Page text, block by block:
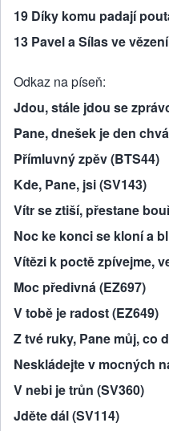
19 Díky komu padají
13 Pavel a Sílas ve vězení
Odkaz na píseň
Jdou, stále jdou se
Pane, dnešek je den
Přímluvný zpěv (BTS44)
Kde, Pane, jsi (SV143)
Vítr se ztiší, přestane
Noc ke konci se kloní a
Vítězi k poctě zpívejme,
Moc předivná (EZ697)
V tobě je radost (EZ649)
Z tvé ruky, Pane můj, co
Neskládejte v mocných
V nebi je trůn (SV360)
Jděte dál (SV114)